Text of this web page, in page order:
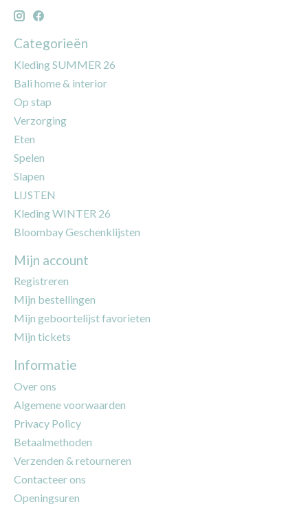
Categorieën
Kleding SUMMER 26
Bali home & interior
Op stap
Verzorging
Eten
Spelen
Slapen
LIJSTEN
Kleding WINTER 26
Bloombay Geschenklijsten
Mijn account
Registreren
Mijn bestellingen
Mijn geboortelijst favorieten
Mijn tickets
Informatie
Over ons
Algemene voorwaarden
Privacy Policy
Betaalmethoden
Verzenden & retourneren
Contacteer ons
Openingsuren